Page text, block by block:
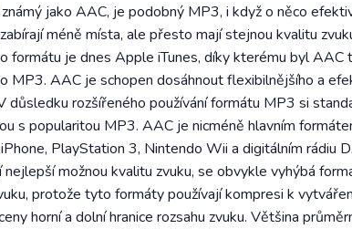
jako AAC, je podobný MP3, i když o něco
méně místa, ale přesto mají stejnou kvalitu
formátu je dnes Apple iTunes, díky kterému byl AAC
MP3. AAC je schopen dosáhnout flexibilnějšího a
důsledku rozšířeného používání formátu MP3 si
s popularitou MP3. AAC je nicméně hlavním
iPhone, PlayStation 3, Nintendo Wii a digitálním rádiu
možnou kvalitu zvuku, se obvykle vyhýbá
protože tyto formáty používají kompresi k
horní a dolní hranice rozsahu zvuku. Většina